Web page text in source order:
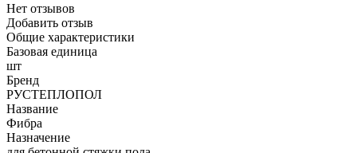
Нет отзывов
Добавить отзыв
Общие характеристики
Базовая единица
шт
Бренд
РУСТЕПЛОПОЛ
Название
Фибра
Назначение